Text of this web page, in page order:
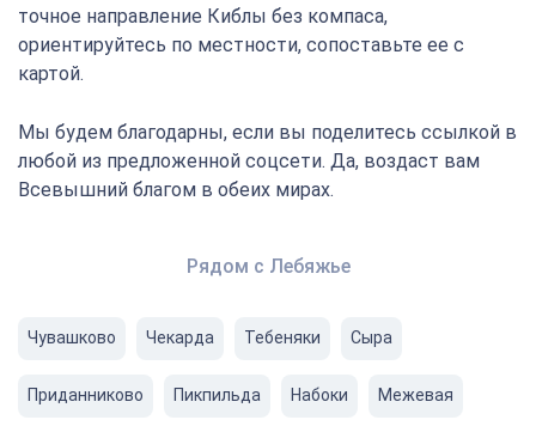
точное направление Киблы без компаса,
ориентируйтесь по местности, сопоставьте ее с
картой.
Мы будем благодарны, если вы поделитесь ссылкой в
любой из предложенной соцсети. Да, воздаст вам
Всевышний благом в обеих мирах.
Рядом с Лебяжье
Чувашково Чекарда Тебеняки Сыра
Приданниково Пикпильда Набоки Межевая